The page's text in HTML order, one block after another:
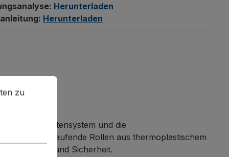
Herunterladen
Herunterladen
Baukastensystem und die
spurlos laufende Rollen aus thermoplastischem
Kontrolle und Sicherheit.
zu können.
Mehr Informationen ...
zu